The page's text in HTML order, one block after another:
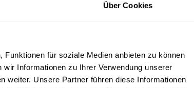
Über Cookies
für soziale Medien anbieten zu können
Informationen zu Ihrer Verwendung unserer
weiter. Unsere Partner führen diese Informationen